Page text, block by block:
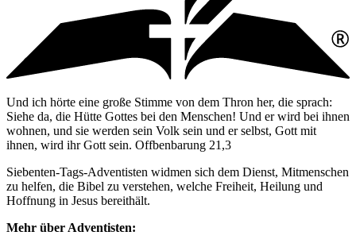
Und ich hörte eine große Stimme von dem Thron her, die sprach:
Siehe da, die Hütte Gottes bei den Menschen! Und er wird bei ihnen
wohnen, und sie werden sein Volk sein und er selbst, Gott mit
ihnen, wird ihr Gott sein. Offbenbarung 21,3
Siebenten-Tags-Adventisten widmen sich dem Dienst, Mitmenschen
zu helfen, die Bibel zu verstehen, welche Freiheit, Heilung und
Hoffnung in Jesus bereithält.
Mehr über Adventisten: